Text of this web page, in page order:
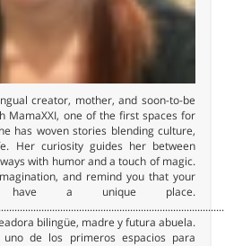
creator, mother, and soon-to-be
MamaXXI, one of the first spaces for
has woven stories blending culture,
Her curiosity guides her between
with humor and a touch of magic.
and remind you that your
a unique place.
bilingüe, madre y futura abuela.
uno de los primeros espacios para